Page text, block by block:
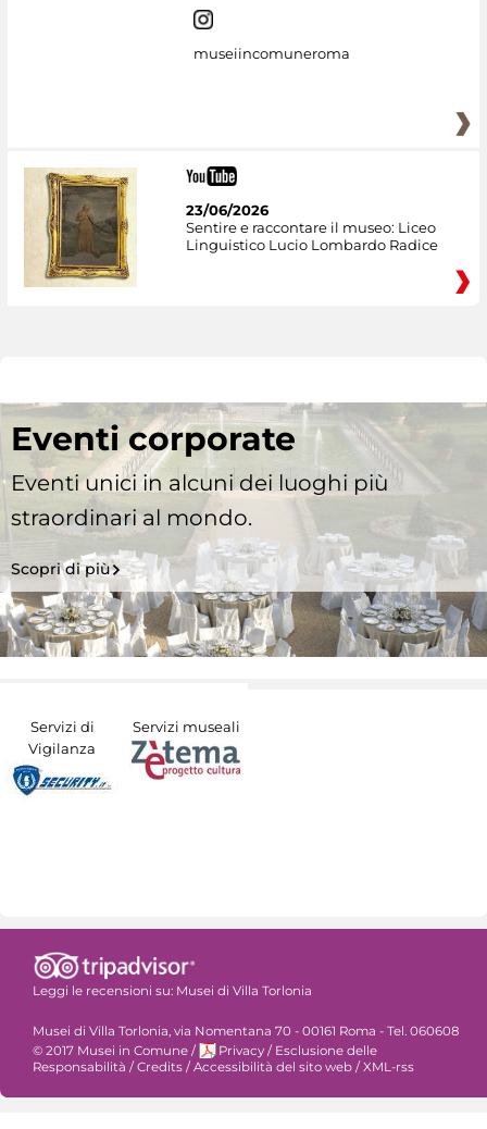
museiincomuneroma
23/06/2026
Sentire e raccontare il museo: Liceo
Linguistico Lucio Lombardo Radice
Eventi corporate
Eventi unici in alcuni dei luoghi più
straordinari al mondo.
Scopri di più
Servizi di
Vigilanza
Servizi museali
Leggi le recensioni su: Musei di Villa Torlonia
Musei di Villa Torlonia, via Nomentana 70 - 00161 Roma - Tel. 060608
© 2017 Musei in Comune / Privacy / Esclusione delle
Responsabilità /Credits /Accessibilità del sito web /XML-rss